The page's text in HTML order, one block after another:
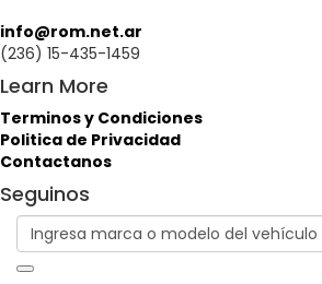
info@rom.net.ar
(236) 15-435-1459
Learn More
Terminos y Condiciones
Politica de Privacidad
Contactanos
Seguinos